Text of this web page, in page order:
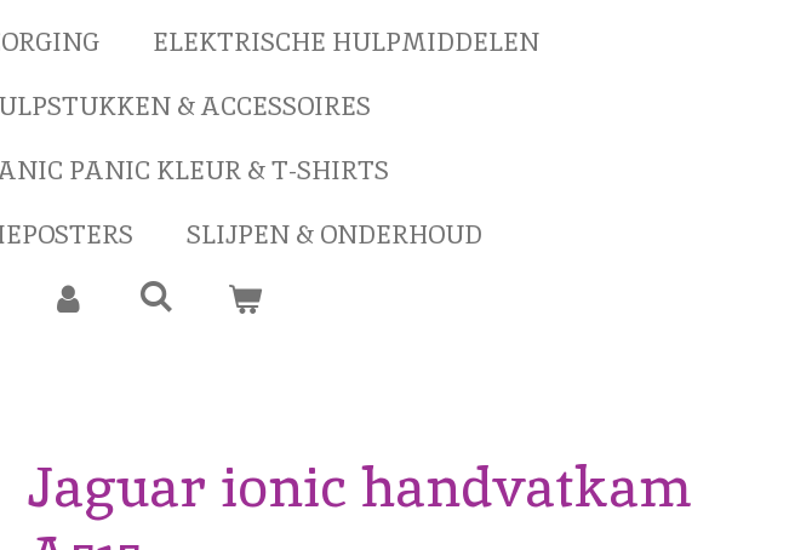
ELEKTRISCHE HULPMIDDELEN
& ACCESSOIRES
PANIC KLEUR & T-SHIRTS
SLIJPEN & ONDERHOUD
Jaguar ionic handvatkam